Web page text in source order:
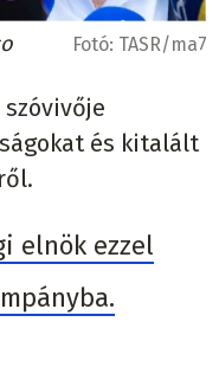
Fotó: TASR/ma7
és kitalált
elnök ezzel